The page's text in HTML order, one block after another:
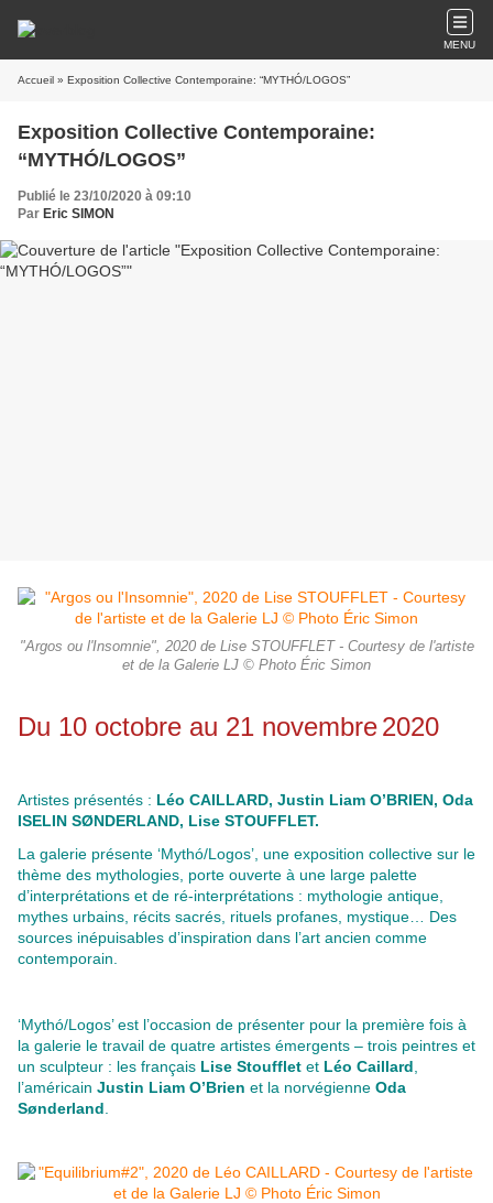
MENU
Accueil » Exposition Collective Contemporaine: “MYTHÓ/LOGOS”
Exposition Collective Contemporaine:
“MYTHÓ/LOGOS”
Publié le 23/10/2020 à 09:10
Par Eric SIMON
"Argos ou l'Insomnie", 2020 de Lise STOUFFLET - Courtesy de l'artiste
et de la Galerie LJ © Photo Éric Simon
Du 10 octobre au 21 novembre2020
Artistes présentés : Léo CAILLARD, Justin Liam O’BRIEN, Oda
ISELIN SØNDERLAND, Lise STOUFFLET.
La galerie présente ‘Mythó/Logos’, une exposition collective sur le
thème des mythologies, porte ouverte à une large palette
d’interprétations et de ré-interprétations : mythologie antique,
mythes urbains, récits sacrés, rituels profanes, mystique… Des
sources inépuisables d’inspiration dans l’art ancien comme
contemporain.
‘Mythó/Logos’ est l’occasion de présenter pour la première fois à
la galerie le travail de quatre artistes émergents – trois peintres et
un sculpteur : les français Lise Stoufflet et Léo Caillard
l’américain Justin Liam O’Brien et la norvégienne Oda
Sønderland